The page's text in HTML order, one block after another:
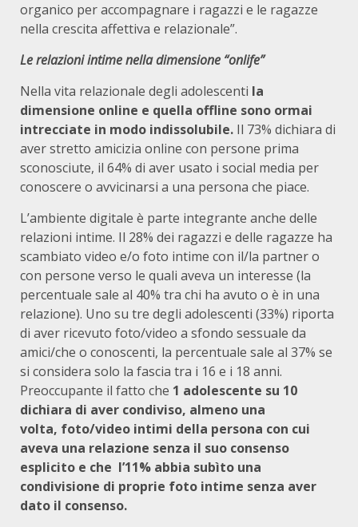
organico per accompagnare i ragazzi e le ragazze
nella crescita affettiva e relazionale”.
Le relazioni intime nella dimensione “onlife”
Nella vita relazionale degli adolescenti la
dimensione online e quella offline sono ormai
intrecciate in modo indissolubile. Il 73% dichiara di
aver stretto amicizia online con persone prima
sconosciute, il 64% di aver usato i social media per
conoscere o avvicinarsi a una persona che piace.
L’ambiente digitale è parte integrante anche delle
relazioni intime. Il 28% dei ragazzi e delle ragazze ha
scambiato video e/o foto intime con il/la partner o
con persone verso le quali aveva un interesse (la
percentuale sale al 40% tra chi ha avuto o è in una
relazione). Uno su tre degli adolescenti (33%) riporta
di aver ricevuto foto/video a sfondo sessuale da
amici/che o conoscenti, la percentuale sale al 37% se
si considera solo la fascia tra i 16 e i 18 anni.
Preoccupante il fatto che 1 adolescente su 10
dichiara di aver condiviso, almeno una
volta, foto/video intimi della persona con cui
aveva una relazione senza il suo consenso
esplicito e che l’11% abbia subìto una
condivisione di proprie foto intime senza aver
dato il consenso.